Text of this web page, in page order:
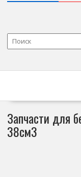
Запчасти для
38см3